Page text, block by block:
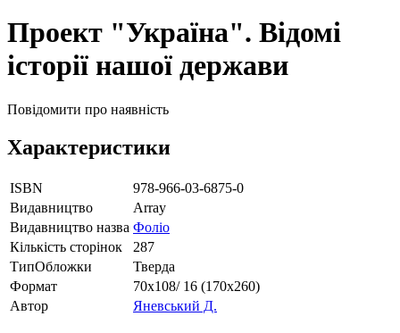
Проект "Україна". Відомі
історії нашої держави
Повідомити про наявність
Характеристики
ISBN
978-966-03-6875-0
Видавництво
Array
Видавництво назва Фоліо
Кількість сторінок
287
ТипОбложки
Тверда
Формат
70х108/ 16 (170х260)
Автор
Яневський Д.